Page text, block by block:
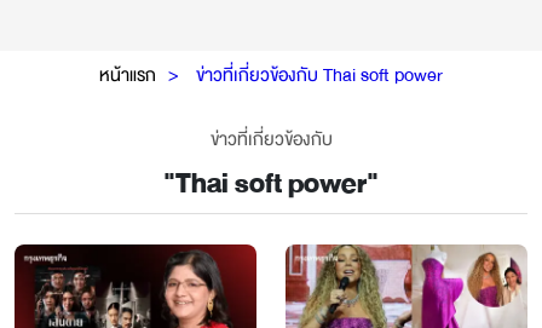
หน้าแรก ข่าวที่เกี่ยวข้องกับ Thai soft power
ข่าวที่เกี่ยวข้องกับ
"Thai soft power"